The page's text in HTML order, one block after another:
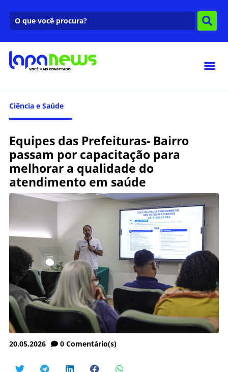
Ciência e Saúde
Equipes das Prefeituras- Bairro
passam por capacitação para
melhorar a qualidade do
atendimento em saúde
20.05.2026 0 Comentário(s)